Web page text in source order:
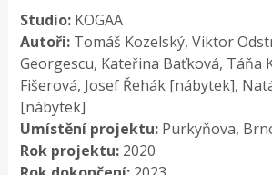
Studio: KOGAA
Autoři: Tomáš Kozelský, Viktor
Georgescu, Kateřina Baťková, Táňa
Fišerová, Josef Řehák [nábytek],
[nábytek]
Umístění projektu: Purkyňova,
Rok projektu: 2020